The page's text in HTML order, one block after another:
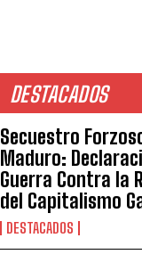
DESTACADOS
Secuestro
Maduro:
Guerra Contra la
del Capitalismo
DESTACADOS